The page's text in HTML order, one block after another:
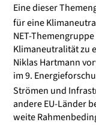
Eine dieser
für eine
NET-
Klimaneutralität zu
Niklas Hartmann
im 9.
Strömen und
andere EU-Länder
weite